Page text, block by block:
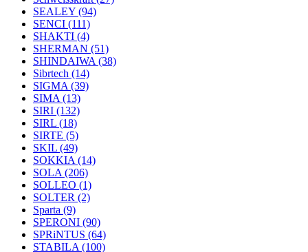
SEALEY (94)
SENCI (111)
SHAKTI (4)
SHERMAN (51)
SHINDAIWA (38)
Sibrtech (14)
SIGMA (39)
SIMA (13)
SIRI (132)
SIRL (18)
SIRTE (5)
SKIL (49)
SOKKIA (14)
SOLA (206)
SOLLEO (1)
SOLTER (2)
Sparta (9)
SPERONI (90)
SPRiNTUS (64)
STABILA (100)